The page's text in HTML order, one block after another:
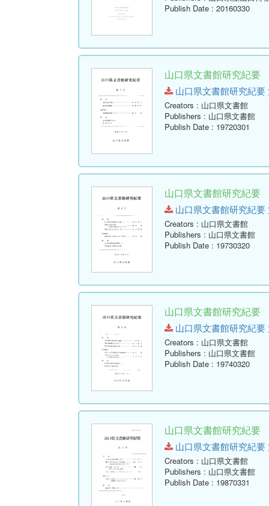
Publish Date : 20160330
山口県文書館研究紀要
山口県文書館研究紀要
Creators : 山口県文書館
Publishers : 山口県文書館
Publish Date : 19720301
山口県文書館研究紀要
山口県文書館研究紀要
Creators : 山口県文書館
Publishers : 山口県文書館
Publish Date : 19730320
山口県文書館研究紀要
山口県文書館研究紀要
Creators : 山口県文書館
Publishers : 山口県文書館
Publish Date : 19740320
山口県文書館研究紀要
山口県文書館研究紀要
Creators : 山口県文書館
Publishers : 山口県文書館
Publish Date : 19870331